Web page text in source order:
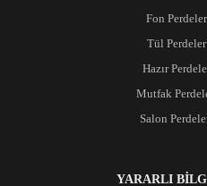
Fon Perdeler
Tül Perdeler
Hazır
Mutfak
Salon
YARARLI